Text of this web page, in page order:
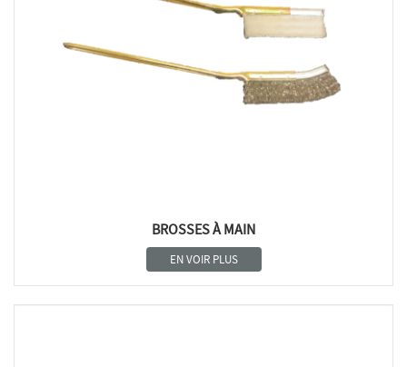
BROSSES À MAIN
EN VOIR PLUS